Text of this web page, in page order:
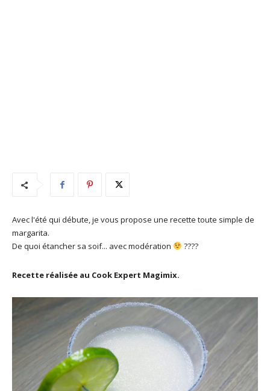
Avec l'été qui débute, je vous propose une recette toute simple de
margarita.
De quoi étancher sa soif... avec modération
????
Recette réalisée au Cook Expert Magimix.